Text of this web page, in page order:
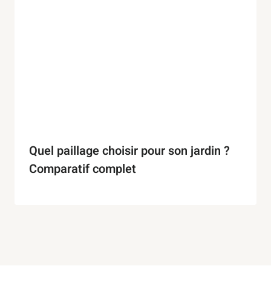
Quel paillage choisir pour son jardin ?
Comparatif complet